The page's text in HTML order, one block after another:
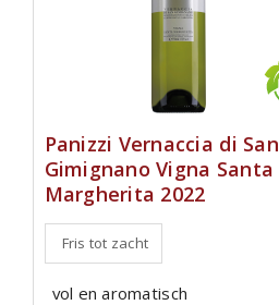
Panizzi Vernaccia di San
Gimignano Vigna Santa
Margherita 2022
Fris tot zacht
vol en aromatisch